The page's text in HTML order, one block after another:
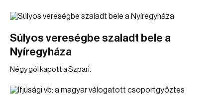
Súlyos vereségbe szaladt bele a
Nyíregyháza
Négy gól kapott a Szpari.